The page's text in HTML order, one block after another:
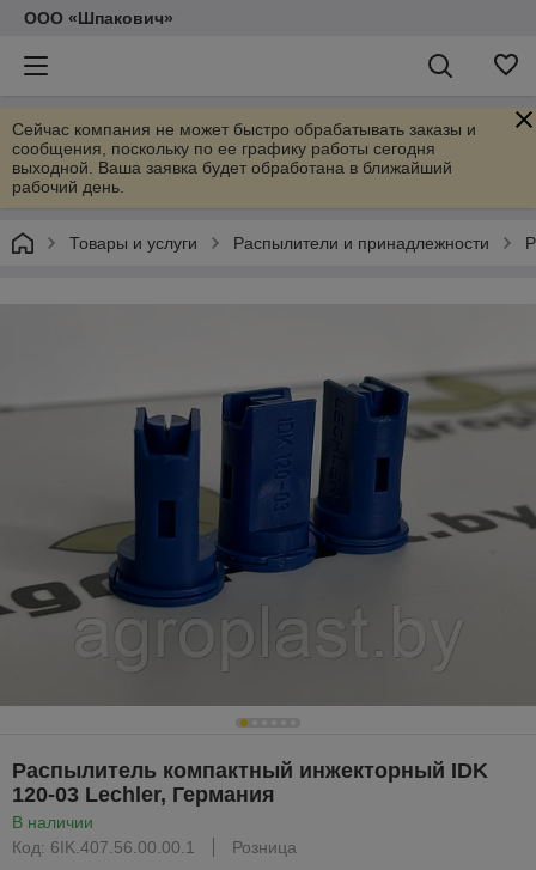
ООО «Шпакович»
Сейчас компания не может быстро обрабатывать заказы и
сообщения, поскольку по ее графику работы сегодня
выходной. Ваша заявка будет обработана в ближайший
рабочий день.
Товары и услуги Распылители и принадлежности
Распылитель компактный инжекторный IDK
120-03 Lechler, Германия
В наличии
Код: 6IK.407.56.00.00.1
Розница